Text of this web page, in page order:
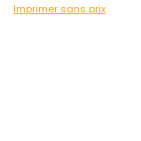
Imprimer sans prix